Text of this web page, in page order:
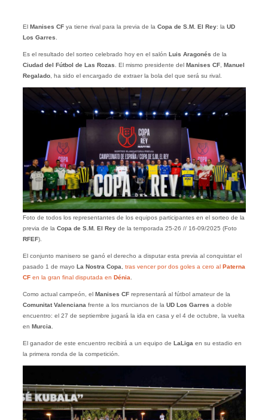
El Manises CFya tiene rival para la previa de la Copa de S.M. El Rey: la UD
Los Garres
Es el resultado del sorteo celebrado hoy en el salón Luis Aragonés de la
Ciudad del Fútbol de Las Rozas . El mismo presidente del Manises CF, Manuel
Regalado, ha sido el encargado de extraer la bola del que será su rival.
Foto de todos los representantes de los equipos participantes en el sorteo de la
previa de la Copa de S.M. El Rey de la temporada 25-26 // 16-09/2025 (Foto
RFEF).
El conjunto manisero se ganó el derecho a disputar esta previa al conquistar el
pasado 1 de mayo La Nostra Copa, tras vencer por dos goles a cero al
Paterna
CFen la gran final disputada en Dénia.
Como actual campeón, el Manises CFrepresentará al fútbol amateur de la
Comunitat Valencianafrente a los murcianos de la UD Los Garres a doble
encuentro: el 27 de septiembre jugará la ida en casa y el 4 de octubre, la vuelta
en Murcia.
El ganador de este encuentro recibirá a un equipo de LaLigaen su estadio en
la primera ronda de la competición.